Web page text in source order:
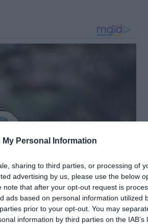
My Personal Information
sharing to third parties, or processing of
advertising by us, please use the below
note that after your opt-out request is
ads based on personal information utilized
prior to your opt-out. You may
information by third parties on the IAB’s